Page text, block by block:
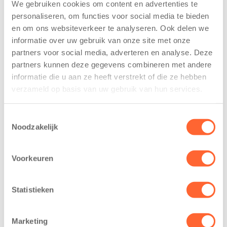
We gebruiken cookies om content en advertenties te
personaliseren, om functies voor social media te bieden
en om ons websiteverkeer te analyseren. Ook delen we
informatie over uw gebruik van onze site met onze
partners voor social media, adverteren en analyse. Deze
partners kunnen deze gegevens combineren met andere
informatie die u aan ze heeft verstrekt of die ze hebben
verzameld op basis van uw gebruik van hun services.
Noodzakelijk
Voorkeuren
Statistieken
Marketing
zodat niemand zich hoeft te vervelen!
Ons team bestaat uit enthousiaste en ervaren
pedagogische professionals die ervoor zorgen dat elk
kind zich thuis voelt. Als kinderen groter worden en
naar de basisschool gaan, veranderen hun behoeftes
mee. Ze spelen samen, sluiten vriendschappen en
leren grenzen kennen. Zeker oudere kinderen willen
vanuit zichzelf de wereld verkennen en leren van
nieuwe ervaringen. Onze medewerkers spelen daar
uitstekend op in.